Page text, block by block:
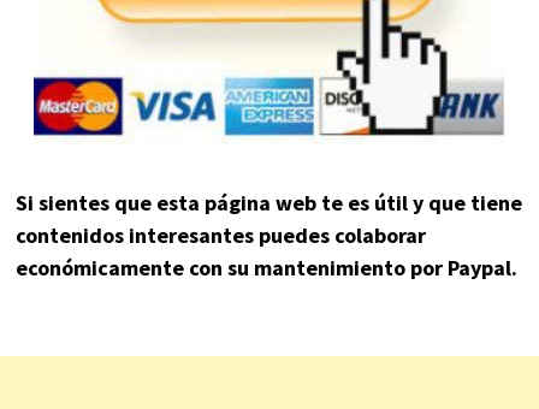
Si sientes que esta página web te es útil y que tiene
contenidos interesantes puedes colaborar
económicamente con su mantenimiento por Paypal.